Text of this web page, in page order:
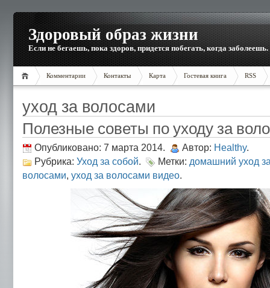
Здоровый образ жизни
Если не бегаешь, пока здоров, придется побегать, когда заболеешь.
Комментарии Контакты Карта Гостевая книга RSS
уход за волосами
Полезные советы по уходу за
Опубликовано: 7 марта 2014. Автор: Healthy.
Рубрика: Уход за собой. Метки: домашний уход
волосами, уход за волосами видео.